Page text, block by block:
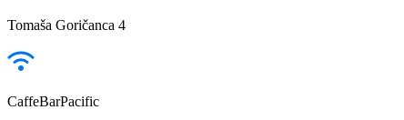
Tomaša Goričanca 4
CaffeBarPacific